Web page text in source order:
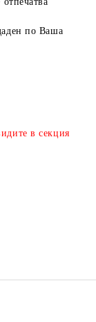
по Ваша
в секция